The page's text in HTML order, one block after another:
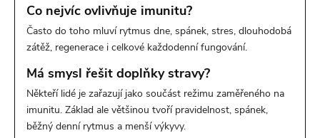
Co nejvíc ovlivňuje imunitu?
Často do toho mluví rytmus dne, spánek, stres, dlouhodobá
zátěž, regenerace i celkové každodenní fungování.
Má smysl řešit doplňky stravy?
Někteří lidé je zařazují jako součást režimu zaměřeného na
imunitu. Základ ale většinou tvoří pravidelnost, spánek,
běžný denní rytmus a menší výkyvy.